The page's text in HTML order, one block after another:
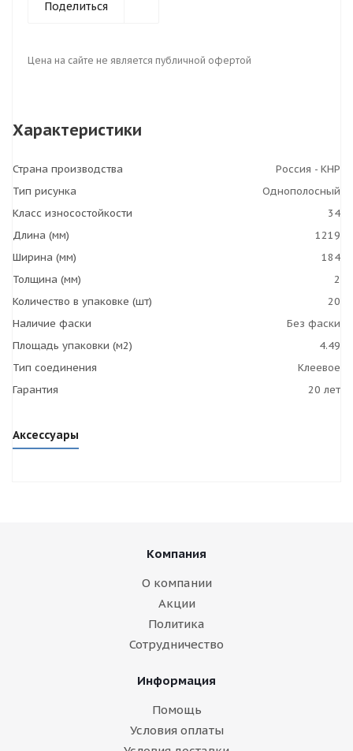
Поделиться
Цена на сайте не является публичной офертой
Характеристики
Страна производства
Россия - КНР
Тип рисунка
Однополосный
Класс износостойкости
34
Длина (мм)
1219
Ширина (мм)
184
Толщина (мм)
2
Количество в упаковке (шт)
20
Наличие фаски
Без фаски
Площадь упаковки (м2)
4.49
Тип соединения
Клеевое
Гарантия
20 лет
Аксессуары
Компания
О компании
Акции
Политика
Сотрудничество
Информация
Помощь
Условия оплаты